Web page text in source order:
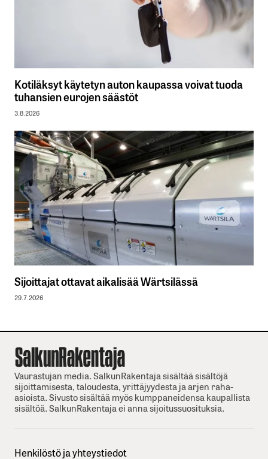
Kotiläksyt käytetyn auton kaupassa voivat tuoda
tuhansien eurojen säästöt
3.8.2026
Sijoittajat ottavat aikalisää Wärtsilässä
29.7.2026
Vaurastujan media. SalkunRakentaja sisältää sisältöjä
sijoittamisesta, taloudesta, yrittäjyydesta ja arjen raha-
asioista. Sivusto sisältää myös kumppaneidensa kaupallista
sisältöä. SalkunRakentaja ei anna sijoitussuosituksia.
Henkilöstö ja yhteystiedot